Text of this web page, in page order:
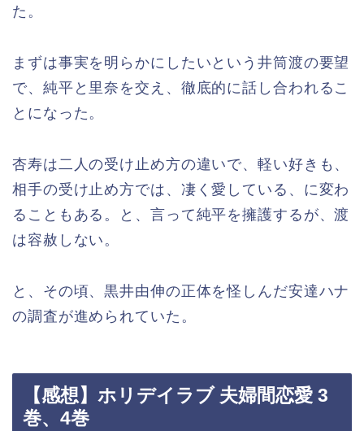
た。
まずは事実を明らかにしたいという井筒渡の要望
で、純平と里奈を交え、徹底的に話し合われるこ
とになった。
杏寿は二人の受け止め方の違いで、軽い好きも、
相手の受け止め方では、凄く愛している、に変わ
ることもある。と、言って純平を擁護するが、渡
は容赦しない。
と、その頃、黒井由伸の正体を怪しんだ安達ハナ
の調査が進められていた。
【感想】ホリデイラブ 夫婦間恋愛 3
巻、4巻